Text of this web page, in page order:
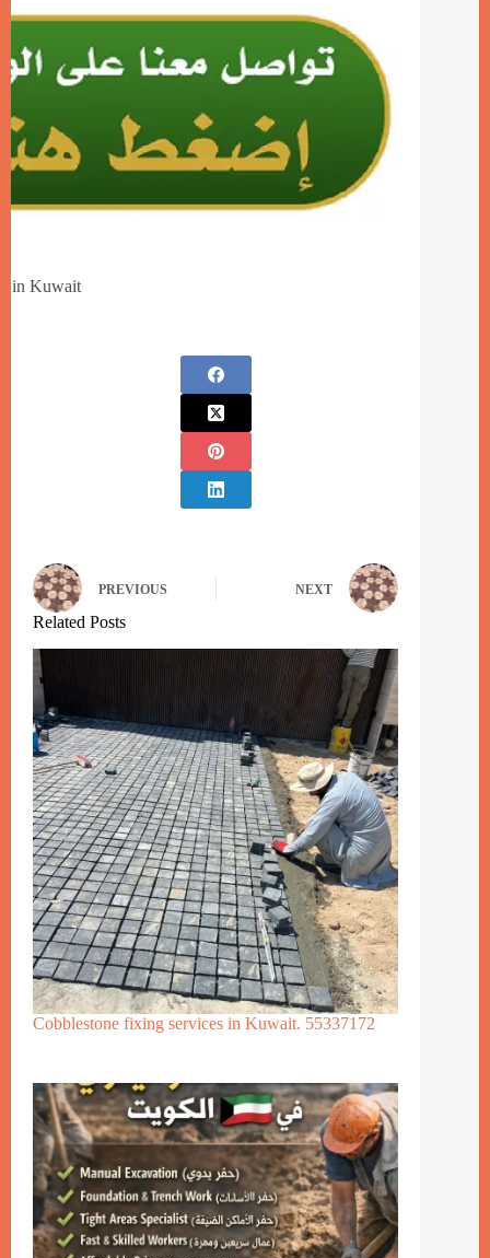
in Kuwait
PREVIOUS NEXT
Related Posts
Cobblestone fixing services in Kuwait. 55337172